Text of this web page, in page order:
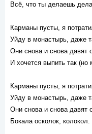
Всё, что ты делаешь
Карманы пусты, я
Уйду в монастырь, даже
Они снова и снова давят
И хочется выпить так
Карманы пусты, я
Уйду в монастырь, даже
Они снова и снова давят
Бокала осколок,